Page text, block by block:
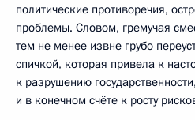
политические противоречия,
проблемы. Словом, гремучая
тем не менее извне грубо
спичкой, которая привела к
к разрушению
и в конечном счёте к росту